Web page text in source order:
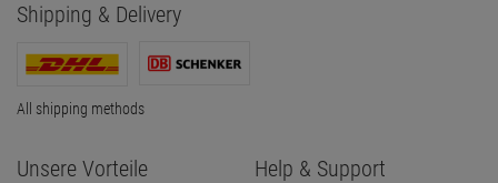
Shipping & Delivery
All shipping methods
Unsere Vorteile Help & Support